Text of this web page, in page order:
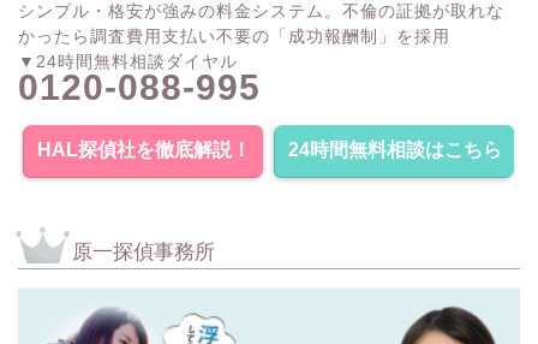
シンプル・格安が強みの料金システム。不倫の証拠が取れな
かったら調査費用支払い不要の「成功報酬制」を採用
▼24時間無料相談ダイヤル
0120-088-995
HAL探偵社を徹底解説！ 24時間無料相談はこちら
原一探偵事務所